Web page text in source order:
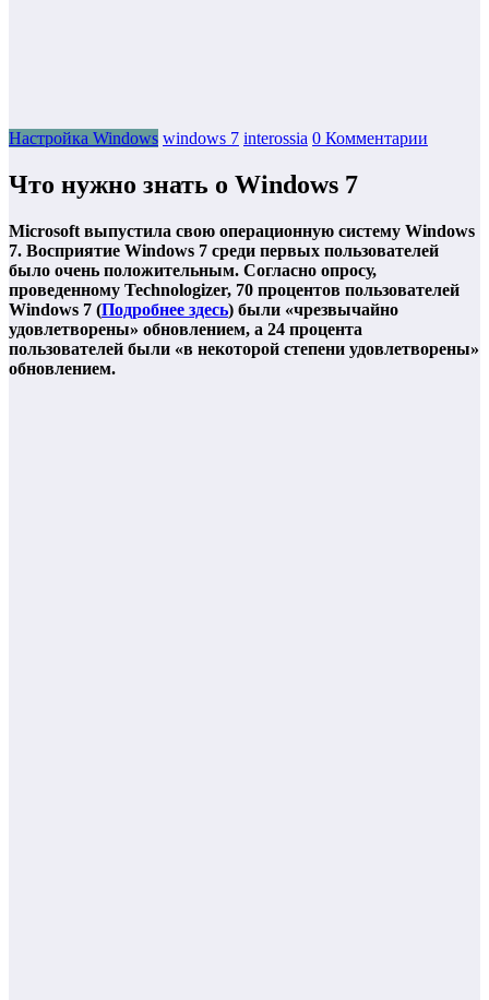
Настройка Windows windows 7 interossia 0 Комментарии
Что нужно знать о Windows 7
Microsoft выпустила свою операционную систему Windows
7. Восприятие Windows 7 среди первых пользователей
было очень положительным. Согласно опросу,
проведенному Technologizer, 70 процентов пользователей
Windows 7 (Подробнее здесь) были «чрезвычайно
удовлетворены» обновлением, а 24 процента
пользователей были «в некоторой степени удовлетворены»
обновлением.